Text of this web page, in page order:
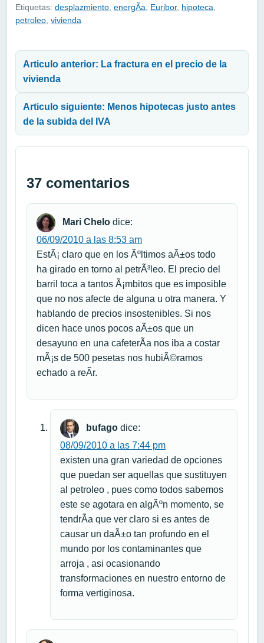
Etiquetas: desplazmiento, energÃ­a, Euribor, hipoteca,
petroleo, vivienda
Articulo anterior: La fractura en el precio de la
vivienda
Articulo siguiente: Menos hipotecas justo antes
de la subida del IVA
37 comentarios
Mari Chelo dice:
06/09/2010 a las 8:53 am
EstÃ¡ claro que en los Ãºltimos aÃ±os todo
ha girado en torno al petrÃ³leo. El precio del
barril toca a tantos Ã¡mbitos que es imposible
que no nos afecte de alguna u otra manera. Y
hablando de precios insostenibles. Si nos
dicen hace unos pocos aÃ±os que un
desayuno en una cafeterÃ­a nos iba a costar
mÃ¡s de 500 pesetas nos hubiÃ©ramos
echado a reÃ­r.
bufago dice:
08/09/2010 a las 7:44 pm
existen una gran variedad de opciones
que puedan ser aquellas que sustituyen
al petroleo , pues como todos sabemos
este se agotara en algÃºn momento, se
tendrÃ­a que ver claro si es antes de
causar un daÃ±o tan profundo en el
mundo por los contaminantes que
arroja , asi ocasionando
transformaciones en nuestro entorno de
forma vertiginosa.